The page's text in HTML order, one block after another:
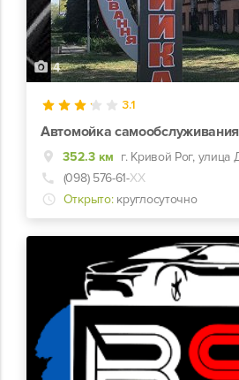
4
3.1
Автомойка
352.3 км
(098) 576-61-ХХ
Открыто: круглосуточно